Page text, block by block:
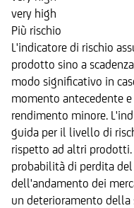
very high
Più rischio
L'indicatore di rischio
prodotto sino a
modo significativo in
momento antecedente
rendimento minore.
guida per il livello di
rispetto ad altri
probabilità di perdita
dell'andamento dei
un deterioramento